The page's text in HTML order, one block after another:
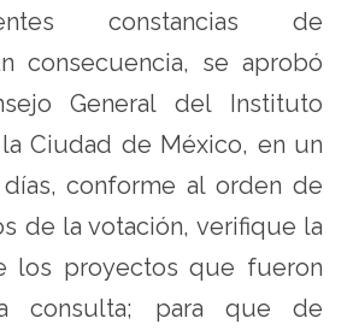
constancias de
consecuencia, se aprobó
General del Instituto
Ciudad de México, en un
conforme al orden de
de la votación, verifique la
los proyectos que fueron
consulta; para que de